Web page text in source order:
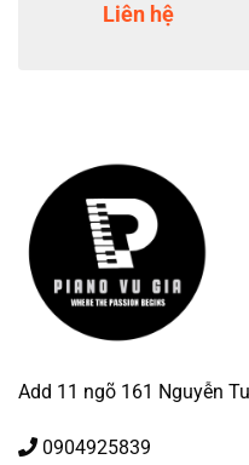
Liên hệ
Add 11 ngõ 161 Nguyễn
0904925839